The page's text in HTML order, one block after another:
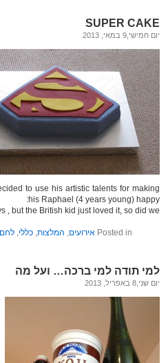
SUPER CAKE
יום חמישי,9 במאי, 2013
to use his artistic talents for making
his Raphael (4 years young) happy:
, but the British kid just loved it, so did we!
Posted in אירועים, המלצות,כללי,
למי תודה למי ברכה… ועל מה
יום שני,8 באפריל, 2013